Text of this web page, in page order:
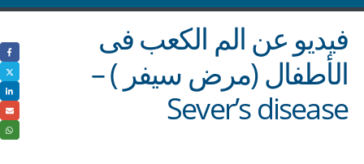
فيديو عن الم الكعب فى
الأطفال (مرض سيفر ) –
Sever’s disease